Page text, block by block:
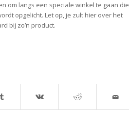
om langs een speciale winkel te gaan die
opgelicht. Let op, je zult hier over het
bij zo’n product.